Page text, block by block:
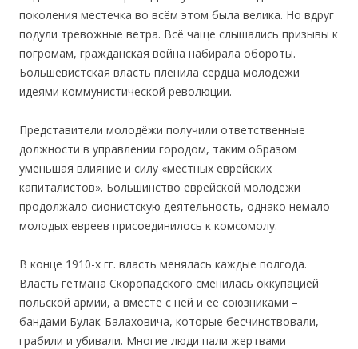
поколения местечка во всём этом была велика. Но вдруг
подули тревожные ветра. Всё чаще слышались призывы к
погромам, гражданская война набирала обороты.
Большевистская власть пленила сердца молодёжи
идеями коммунистической революции.
Представители молодёжи получили ответственные
должности в управлении городом, таким образом
уменьшая влияние и силу «местных еврейских
капиталистов». Большинство еврейской молодёжи
продолжало сионистскую деятельность, однако немало
молодых евреев присоединилось к комсомолу.
В конце 1910-х гг. власть менялась каждые полгода.
Власть гетмана Скоропадского сменилась оккупацией
польской армии, а вместе с ней и её союзниками –
бандами Булак-Балаховича, которые бесчинствовали,
грабили и убивали. Многие люди пали жертвами